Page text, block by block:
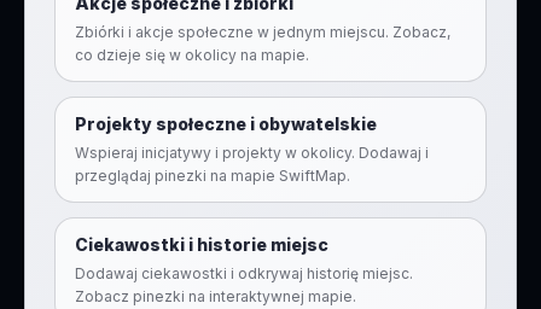
Zbiórki i akcje społeczne w jednym miejscu. Zobacz,
co dzieje się w okolicy na mapie.
Projekty społeczne i obywatelskie
Wspieraj inicjatywy i projekty w okolicy. Dodawaj i
przeglądaj pinezki na mapie SwiftMap.
Ciekawostki i historie miejsc
Dodawaj ciekawostki i odkrywaj historię miejsc.
Zobacz pinezki na interaktywnej mapie.